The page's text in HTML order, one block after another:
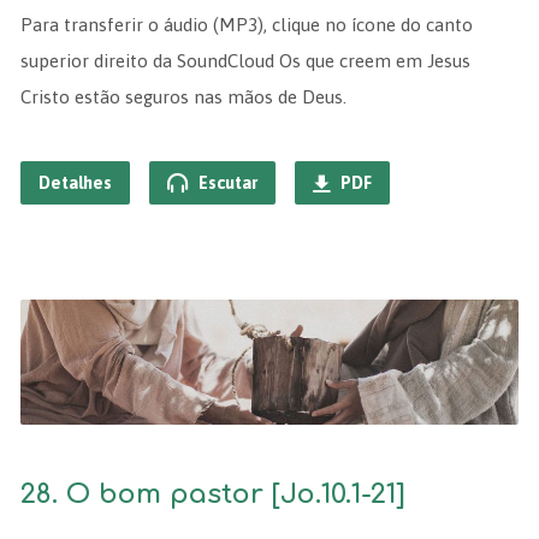
Para transferir o áudio (MP3), clique no ícone do canto
superior direito da SoundCloud Os que creem em Jesus
Cristo estão seguros nas mãos de Deus.
Detalhes Escutar PDF
28. O bom pastor [Jo.10.1-21]